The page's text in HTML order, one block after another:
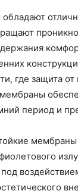
где защита
мембраны
период и